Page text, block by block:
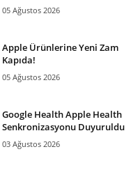
05 Ağustos 2026
Apple Ürünlerine Yeni Zam
Kapıda!
05 Ağustos 2026
Google Health Apple Health
Senkronizasyonu Duyuruldu
03 Ağustos 2026